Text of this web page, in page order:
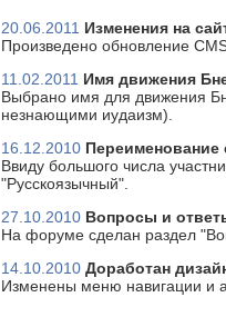
20.06.2011 Изменения на
Произведено обновление
11.02.2011 Имя движения
Выбрано имя для движения
незнающими иудаизм).
16.12.2010 Переименование
Ввиду большого числа
"Русскоязычный".
27.10.2010 Вопросы и
На форуме сделан раздел
14.10.2010 Доработан
Изменены меню навигации и